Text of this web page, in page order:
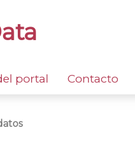
portal Contacto